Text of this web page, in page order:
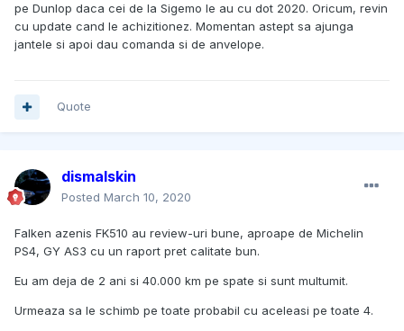
pe Dunlop daca cei de la Sigemo le au cu dot 2020. Oricum, revin
cu update cand le achizitionez. Momentan astept sa ajunga
jantele si apoi dau comanda si de anvelope.
Quote
dismalskin
Posted March 10, 2020
Falken azenis FK510 au review-uri bune, aproape de Michelin
PS4, GY AS3 cu un raport pret calitate bun.
Eu am deja de 2 ani si 40.000 km pe spate si sunt multumit.
Urmeaza sa le schimb pe toate probabil cu aceleasi pe toate 4.